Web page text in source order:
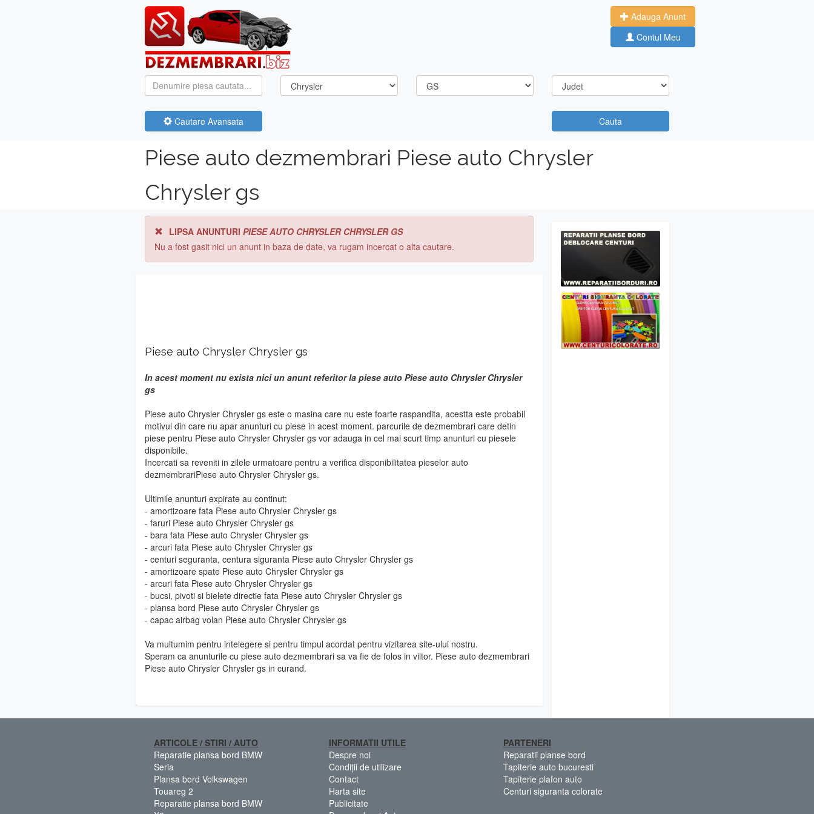
Adauga Anunt
Contul Meu
Cautare Avansata Cauta
Piese auto dezmembrari Piese auto Chrysler
Chrysler gs
LIPSA ANUNTURI PIESE AUTO CHRYSLER CHRYSLER GS
Nu a fost gasit nici un anunt in baza de date, va rugam incercat o alta cautare.
Piese auto Chrysler Chrysler gs
In acest moment nu exista nici un anunt referitor la piese auto Piese auto Chrysler Chrysler
gs
Piese auto Chrysler Chrysler gs este o masina care nu este foarte raspandita, acestta este probabil
motivul din care nu apar anunturi cu piese in acest moment. parcurile de dezmembrari care detin
piese pentru Piese auto Chrysler Chrysler gs vor adauga in cel mai scurt timp anunturi cu piesele
disponibile.
Incercati sa reveniti in zilele urmatoare pentru a verifica disponibilitatea pieselor auto
dezmembrariPiese auto Chrysler Chrysler gs.
Ultimile anunturi expirate au continut:
- amortizoare fata Piese auto Chrysler Chrysler gs
- faruri Piese auto Chrysler Chrysler gs
- bara fata Piese auto Chrysler Chrysler gs
- arcuri fata Piese auto Chrysler Chrysler gs
- centuri seguranta, centura siguranta Piese auto Chrysler Chrysler gs
- amortizoare spate Piese auto Chrysler Chrysler gs
- arcuri fata Piese auto Chrysler Chrysler gs
- bucsi, pivoti si bielete directie fata Piese auto Chrysler Chrysler gs
- plansa bord Piese auto Chrysler Chrysler gs
- capac airbag volan Piese auto Chrysler Chrysler gs
Va multumim pentru intelegere si pentru timpul acordat pentru vizitarea site-ului nostru.
Speram ca anunturile cu piese auto dezmembrari sa va fie de folos in viitor. Piese auto dezmembrari
Piese auto Chrysler Chrysler gs in curand.
ARTICOLE / STIRI / AUTO
Reparatie plansa bord BMW
Seria
Plansa bord Volkswagen
Touareg 2
Reparatie plansa bord BMW
INFORMATII UTILE
Despre noi
Condiții de utilizare
Contact
Harta site
Publicitate
PARTENERI
Reparatii planse bord
Tapiterie auto bucuresti
Tapiterie plafon auto
Centuri siguranta colorate